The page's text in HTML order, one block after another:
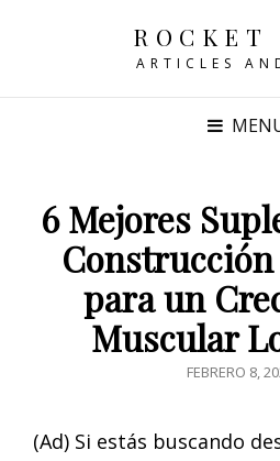
ROCKET
ARTICLES
6 Mejores
para un
Muscular
POSTED
FEBRERO 8,
(Ad) Si estás buscando